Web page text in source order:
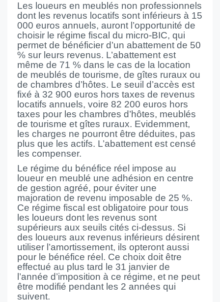
Les loueurs en meublés non professionnels
dont les revenus locatifs sont inférieurs à 15
000 euros annuels, auront l’opportunité de
choisir le régime fiscal du micro-BIC, qui
permet de bénéficier d’un abattement de 50
% sur leurs revenus. L’abattement est
même de 71 % dans le cas de la location
de meublés de tourisme, de gîtes ruraux ou
de chambres d’hôtes. Le seuil d’accès est
fixé à 32 900 euros hors taxes de revenus
locatifs annuels, voire 82 200 euros hors
taxes pour les chambres d’hôtes, meublés
de tourisme et gîtes ruraux. Evidemment,
les charges ne pourront être déduites, pas
plus que les actifs. L’abattement est censé
les compenser.
Le régime du bénéfice réel impose au
loueur en meublé une adhésion en centre
de gestion agréé, pour éviter une
majoration de revenu imposable de 25 %.
Ce régime fiscal est obligatoire pour tous
les loueurs dont les revenus sont
supérieurs aux seuils cités ci-dessus. Si
des loueurs aux revenus inférieurs désirent
utiliser l’amortissement, ils opteront aussi
pour le bénéfice réel. Ce choix doit être
effectué au plus tard le 31 janvier de
l’année d’imposition à ce régime, et ne peut
être modifié pendant les 2 années qui
suivent.